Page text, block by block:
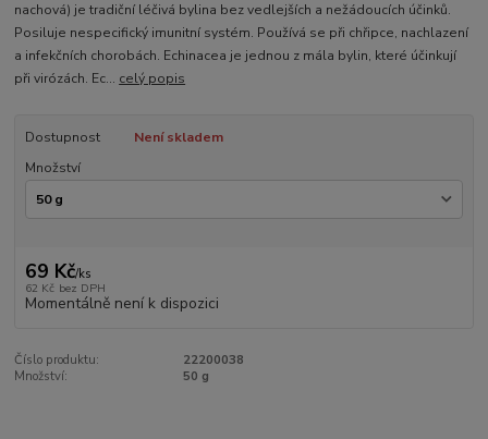
nachová) je tradiční léčivá bylina bez vedlejších a nežádoucích účinků.
Posiluje nespecifický imunitní systém. Používá se při chřipce, nachlazení
a infekčních chorobách. Echinacea je jednou z mála bylin, které účinkují
při virózách. Ec... celý popis
Dostupnost
Není skladem
Množství
69 Kč/ks
62 Kč bez DPH
Momentálně není k dispozici
Číslo produktu:
22200038
Množství:
50 g